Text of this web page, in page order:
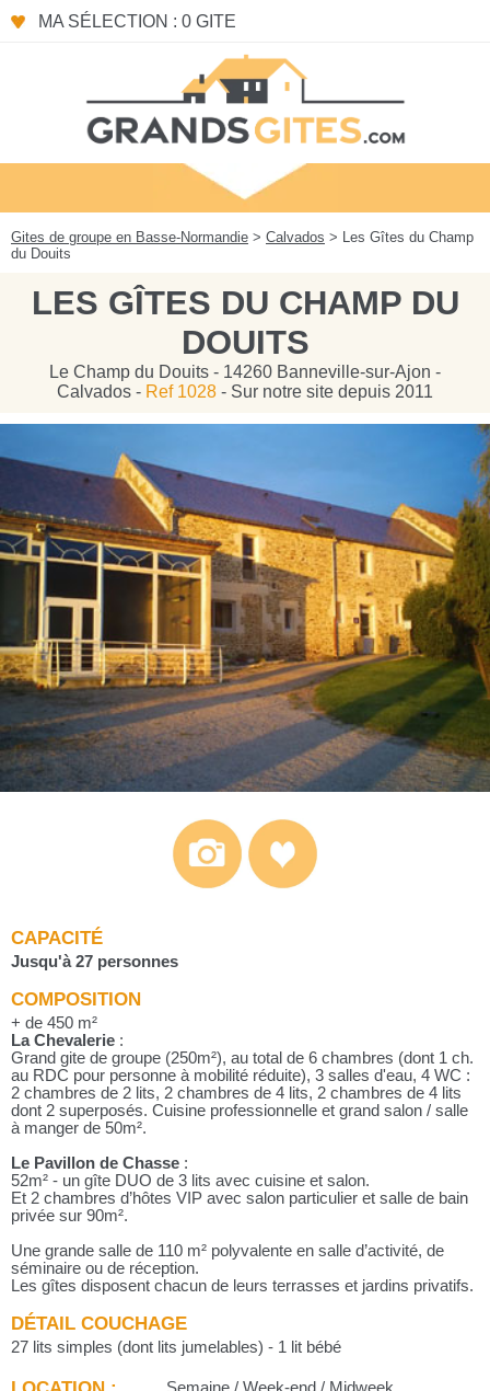
MA SÉLECTION : 0 GITE
Gites de groupe en Basse-Normandie > Calvados > Les Gîtes du Champ
du Douits
LES GÎTES DU CHAMP DU
DOUITS
Le Champ du Douits - 14260 Banneville-sur-Ajon -
Calvados - Ref 1028 - Sur notre site depuis 2011
CAPACITÉ
Jusqu'à 27 personnes
COMPOSITION
+ de 450 m²
La Chevalerie :
Grand gite de groupe (250m²), au total de 6 chambres (dont 1 ch.
au RDC pour personne à mobilité réduite), 3 salles d'eau, 4 WC :
2 chambres de 2 lits, 2 chambres de 4 lits, 2 chambres de 4 lits
dont 2 superposés. Cuisine professionnelle et grand salon / salle
à manger de 50m².
Le Pavillon de Chasse :
52m² - un gîte DUO de 3 lits avec cuisine et salon.
Et 2 chambres d’hôtes VIP avec salon particulier et salle de bain
privée sur 90m².
Une grande salle de 110 m² polyvalente en salle d’activité, de
séminaire ou de réception.
Les gîtes disposent chacun de leurs terrasses et jardins privatifs.
DÉTAIL COUCHAGE
27 lits simples (dont lits jumelables) - 1 lit bébé
Semaine / Week-end / Midweek
Panneau de gestion des cookies